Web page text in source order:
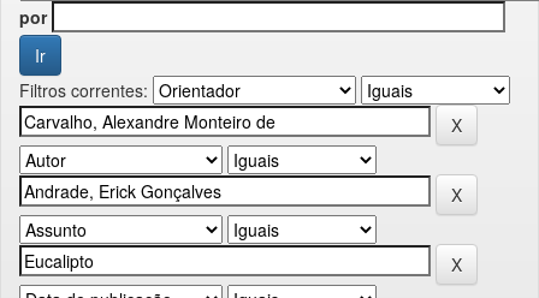
por
Filtros correntes: